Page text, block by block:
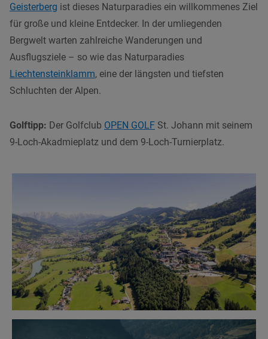
Geisterberg ist dieses Naturparadies ein willkommenes Ziel
für große und kleine Entdecker. In der umliegenden
Bergwelt warten zahlreiche Wanderungen und
Ausflugsziele – so wie das Naturparadies
Liechtensteinklamm, eine der längsten und tiefsten
Schluchten der Alpen.
Golftipp: Der Golfclub OPEN GOLF St. Johann mit seinem
9-Loch-Akadmieplatz und dem 9-Loch-Turnierplatz.